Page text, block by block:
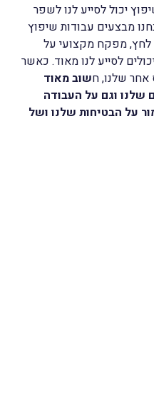
יכול לסייע לנו לשפר
מבצעים עבודות שיפוץ
לחץ, מפקח מקצועי על
לסייע לנו מאוד. כאשר
אחר שלנו, חשוב מאוד
וגם על העבודה
על הבטיחות שלנו ושל